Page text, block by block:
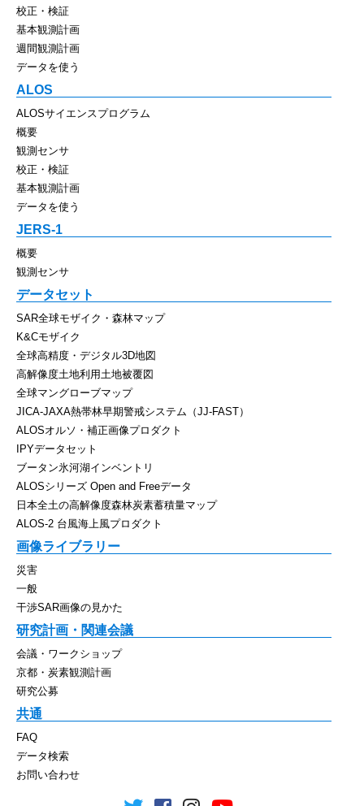
校正・検証
基本観測計画
週間観測計画
データを使う
ALOS
ALOSサイエンスプログラム
概要
観測センサ
校正・検証
基本観測計画
データを使う
JERS-1
概要
観測センサ
データセット
SAR全球モザイク・森林マップ
K&Cモザイク
全球高精度・デジタル3D地図
高解像度土地利用土地被覆図
全球マングローブマップ
JICA-JAXA熱帯林早期警戒システム（JJ-FAST）
ALOSオルソ・補正画像プロダクト
IPYデータセット
ブータン氷河湖インベントリ
ALOSシリーズ Open and Freeデータ
日本全土の高解像度森林炭素蓄積量マップ
ALOS-2 台風海上風プロダクト
画像ライブラリー
災害
一般
干渉SAR画像の見かた
研究計画・関連会議
会議・ワークショップ
京都・炭素観測計画
研究公募
共通
FAQ
データ検索
お問い合わせ